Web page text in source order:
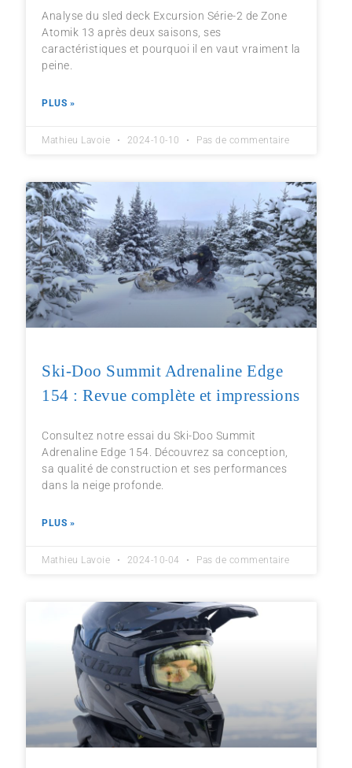
Analyse du sled deck Excursion Série-2 de Zone
Atomik 13 après deux saisons, ses
caractéristiques et pourquoi il en vaut vraiment la
peine.
PLUS »
Mathieu Lavoie 2024-10-10 Pas de commentaire
Ski-Doo Summit Adrenaline Edge
154 : Revue complète et impressions
Consultez notre essai du Ski-Doo Summit
Adrenaline Edge 154. Découvrez sa conception,
sa qualité de construction et ses performances
dans la neige profonde.
PLUS »
Mathieu Lavoie 2024-10-04 Pas de commentaire